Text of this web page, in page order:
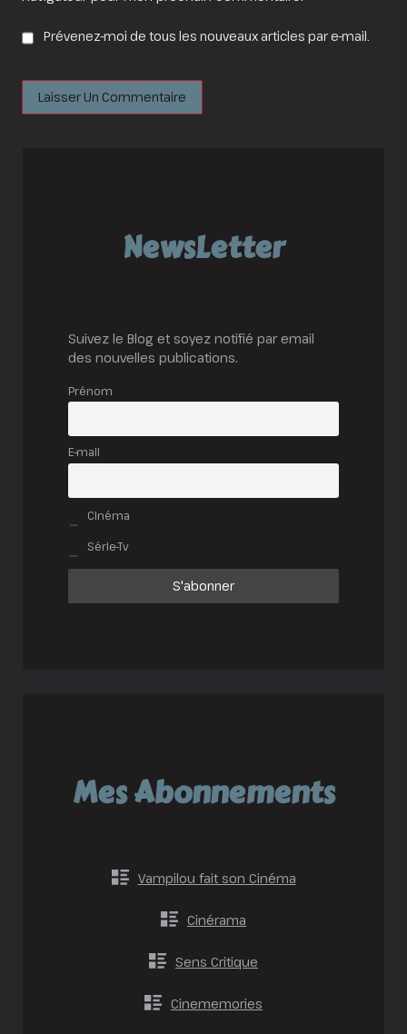
Prévenez-moi de tous les nouveaux articles par e-mail.
NewsLetter
Suivez le Blog et soyez notifié par email
des nouvelles publications.
Prénom
E-mail
Cinéma
Série-Tv
Mes Abonnements
Vampilou fait son Cinéma
Cinérama
Sens Critique
Cinememories